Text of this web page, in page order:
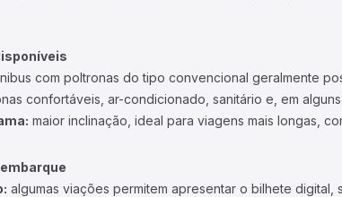
com poltronas do tipo convencional geralmente
confortáveis, ar-condicionado, sanitário e, em
maior inclinação, ideal para viagens mais longas,
algumas viações permitem apresentar o bilhete